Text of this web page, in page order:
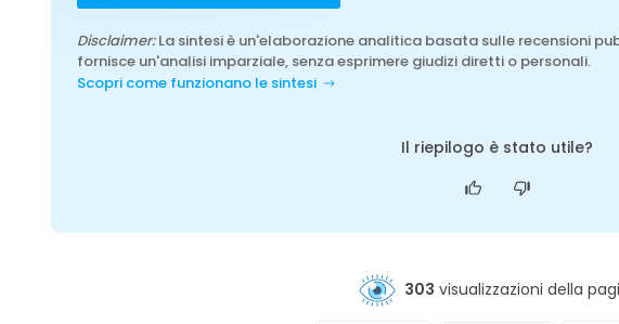
Disclaimer:La sintesi è un'elaborazione analitica basata sulle recensioni
fornisce un'analisi imparziale, senza esprimere giudizi diretti o personali.
Scopri come funzionano le sintesi
Il riepilogo è stato utile?
303 visualizzazioni della